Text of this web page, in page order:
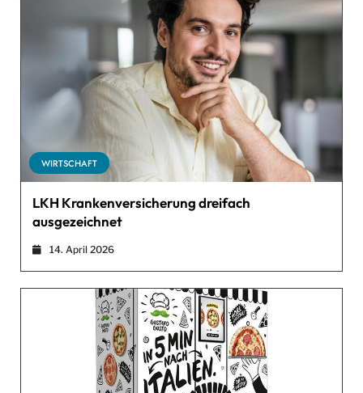
WIRTSCHAFT
LKH Krankenversicherung dreifach
ausgezeichnet
14. April 2026